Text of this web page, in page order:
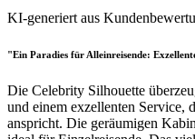
KI-generiert aus
"Ein Paradies für Alleinreisende:
Die Celebrity Silhouette
und einem exzellenten Service,
anspricht. Die geräumigen